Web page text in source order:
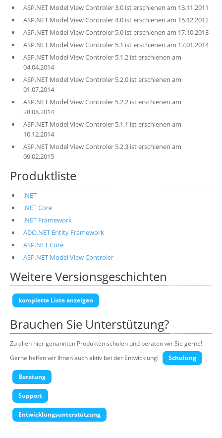
ASP.NET Model View Controler 3.0 ist erschienen am 13.11.2011
ASP.NET Model View Controler 4.0 ist erschienen am 15.12.2012
ASP.NET Model View Controler 5.0 ist erschienen am 17.10.2013
ASP.NET Model View Controler 5.1 ist erschienen am 17.01.2014
ASP.NET Model View Controler 5.1.2 ist erschienen am
04.04.2014
ASP.NET Model View Controler 5.2.0 ist erschienen am
01.07.2014
ASP.NET Model View Controler 5.2.2 ist erschienen am
28.08.2014
ASP.NET Model View Controler 5.1.1 ist erschienen am
10.12.2014
ASP.NET Model View Controler 5.2.3 ist erschienen am
09.02.2015
Produktliste
.NET
.NET Core
.NET Framework
ADO.NET Entity Framework
ASP.NET Core
ASP.NET Model View Controler
Weitere Versionsgeschichten
komplette Liste anzeigen
Brauchen Sie Unterstützung?
Zu allen hier genannten Produkten schulen und beraten wir Sie gerne!
Gerne helfen wir Ihnen auch aktiv bei der Entwicklung!
Schulung
Beratung
Support
Entwicklungsunterstützung